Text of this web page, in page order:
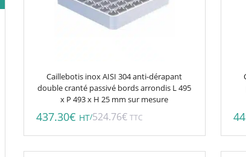
Caillebotis inox AISI 304 anti-dérapant
double cranté passivé bords arrondis L 495
x P 493 x H 25 mm sur mesure
437.30€ HT/524.76€ TTC